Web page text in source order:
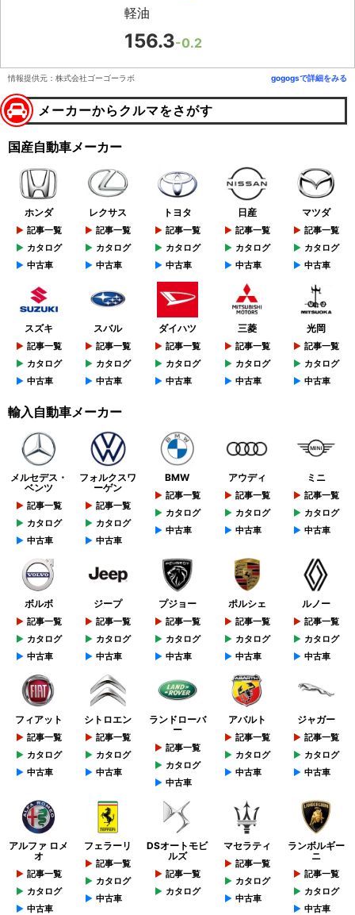
軽油
156.3-0.2
情報提供元：株式会社ゴーゴーラボ gogogsで詳細をみる
メーカーからクルマをさがす
国産自動車メーカー
ホンダ
記事一覧
カタログ
中古車
レクサス
記事一覧
カタログ
中古車
トヨタ
記事一覧
カタログ
中古車
日産
記事一覧
カタログ
中古車
マツダ
記事一覧
カタログ
中古車
スズキ
記事一覧
カタログ
中古車
スバル
記事一覧
カタログ
中古車
ダイハツ
記事一覧
カタログ
中古車
三菱
記事一覧
カタログ
中古車
光岡
記事一覧
カタログ
中古車
輸入自動車メーカー
メルセデス・
ベンツ
記事一覧
カタログ
中古車
フォルクスワ
ーゲン
記事一覧
カタログ
中古車
BMW
記事一覧
カタログ
中古車
アウディ
記事一覧
カタログ
中古車
ミニ
記事一覧
カタログ
中古車
ボルボ
記事一覧
カタログ
中古車
ジープ
記事一覧
カタログ
中古車
プジョー
記事一覧
カタログ
中古車
ポルシェ
記事一覧
カタログ
中古車
ルノー
記事一覧
カタログ
中古車
フィアット
記事一覧
カタログ
中古車
シトロエン
記事一覧
カタログ
中古車
ランドローバ
ー
記事一覧
カタログ
中古車
アバルト
記事一覧
カタログ
中古車
ジャガー
記事一覧
カタログ
中古車
アルファ ロメ
オ
記事一覧
カタログ
中古車
フェラーリ
記事一覧
カタログ
中古車
DSオートモビ
ルズ
記事一覧
カタログ
マセラティ
記事一覧
カタログ
中古車
ランボルギー
ニ
記事一覧
カタログ
中古車